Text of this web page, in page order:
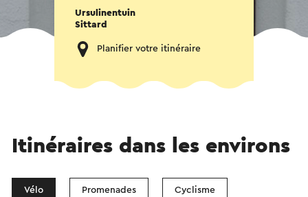
Ursulinentuin
Sittard
Planifier votre itinéraire
Itinéraires dans les environs
Vélo Promenades Cyclisme